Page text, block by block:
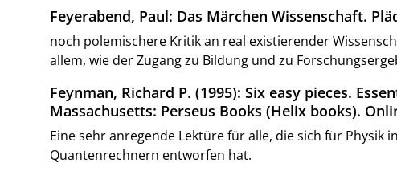
Feyerabend, Paul: Das Märchen Wissenschaft.
noch polemischere Kritik an real existierender
allem, wie der Zugang zu Bildung und zu
Feynman, Richard P. (1995): Six easy pieces.
Massachusetts: Perseus Books (Helix books).
Eine sehr anregende Lektüre für alle, die sich für
Quantenrechnern entworfen hat.